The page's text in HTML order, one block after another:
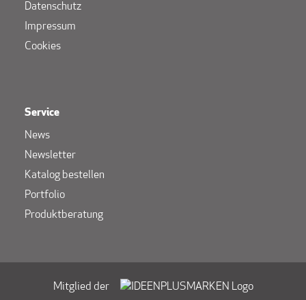
Datenschutz
Impressum
Cookies
Service
News
Newsletter
Katalog bestellen
Portfolio
Produktberatung
Mitglied der